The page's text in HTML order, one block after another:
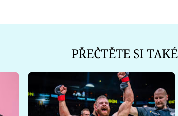
PŘEČTĚTE SI TAKÉ